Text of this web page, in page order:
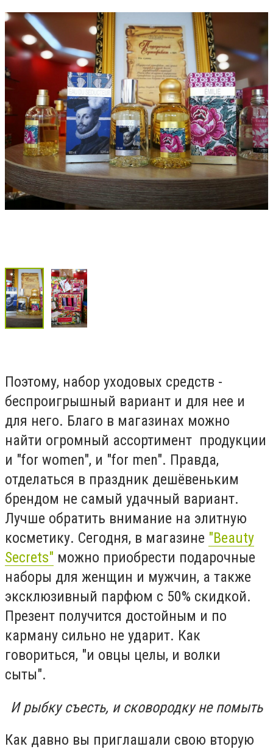
Поэтому, набор уходовых средств -
беспроигрышный вариант и для нее и
для него. Благо в магазинах можно
найти огромный ассортимент продукции
и "for women", и "for men". Правда,
отделаться в праздник дешёвеньким
брендом не самый удачный вариант.
Лучше обратить внимание на элитную
косметику. Сегодня, в магазине "Beauty
Secrets" можно приобрести подарочные
наборы для женщин и мужчин, а также
эксклюзивный парфюм с 50% скидкой.
Презент получится достойным и по
карману сильно не ударит. Как
говориться, "и овцы целы, и волки
сыты".
И рыбку съесть, и сковородку не помыть
Как давно вы приглашали свою вторую